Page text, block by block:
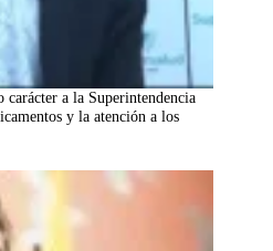
carácter a la Superintendencia
y la atención a los